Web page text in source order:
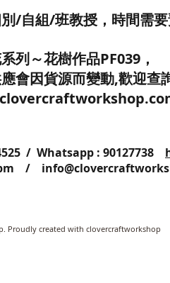
/自組/班教授，時間需
列～花樹作品PF039，
會因貨源而變動,歡迎查
/ Whatsapp : 90127738
/
Proudly created with clovercraftworkshop